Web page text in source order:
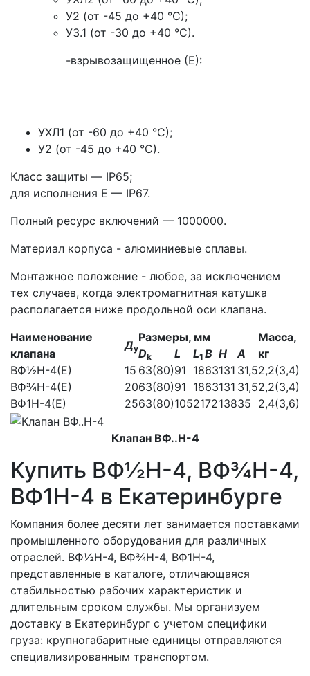
У2 (от -45 до +40 °С);
У3.1 (от -30 до +40 °С).
-взрывозащищенное (Е):
УХЛ1 (от -60 до +40 °С);
У2 (от -45 до +40 °С).
Класс защиты — IP65;
для исполнения Е — IP67.
Полный ресурс включений — 1000000.
Материал корпуса - алюминиевые сплавы.
Монтажное положение - любое, за исключением
тех случаев, когда электромагнитная катушка
располагается ниже продольной оси клапана.
Наименование
клапана
Ду
Размеры, мм
Масса,
кг
Dk L L1 В Н
А
ВФ½Н-4(Е)
15 63(80)91 1863131 31,52,2(3,4)
ВФ¾Н-4(Е)
2063(80)91 1863131 31,52,2(3,4)
ВФ1Н-4(Е)
2563(80)105217213835 2,4(3,6)
Клапан ВФ..Н-4
Купить ВФ½Н-4, ВФ¾Н-4,
ВФ1Н-4 в Екатеринбурге
Компания более десяти лет занимается поставками
промышленного оборудования для различных
отраслей. ВФ½Н-4, ВФ¾Н-4, ВФ1Н-4,
представленные в каталоге, отличающаяся
стабильностью рабочих характеристик и
длительным сроком службы. Мы организуем
доставку в Екатеринбург с учетом специфики
груза: крупногабаритные единицы отправляются
специализированным транспортом.